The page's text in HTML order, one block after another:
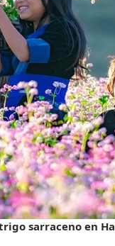
sarraceno en